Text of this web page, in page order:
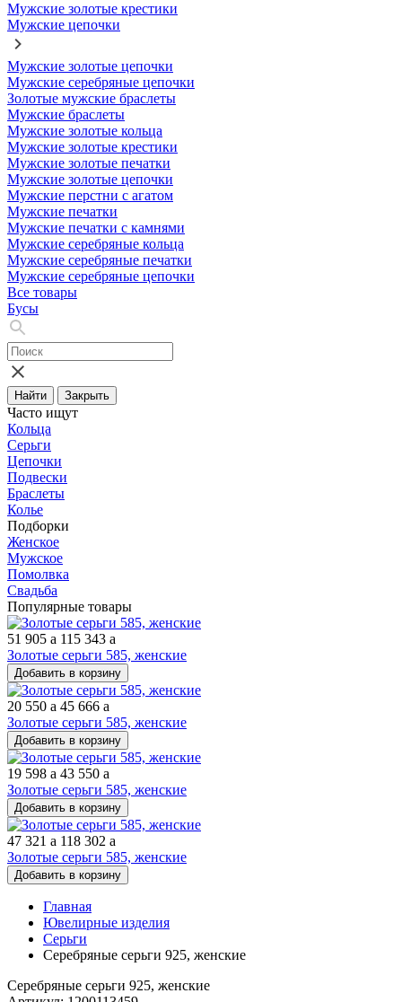
Мужские золотые крестики
Мужские цепочки
Мужские золотые цепочки
Мужские серебряные цепочки
Золотые мужские браслеты
Мужские браслеты
Мужские золотые кольца
Мужские золотые крестики
Мужские золотые печатки
Мужские золотые цепочки
Мужские перстни с агатом
Мужские печатки
Мужские печатки с камнями
Мужские серебряные кольца
Мужские серебряные печатки
Мужские серебряные цепочки
Все товары
Бусы
Найти Закрыть
Часто ищут
Кольца
Серьги
Цепочки
Подвески
Браслеты
Колье
Подборки
Женское
Мужское
Помолвка
Свадьба
Популярные товары
51 905 a 115 343 a
Золотые серьги 585, женские
Добавить в корзину
20 550 a 45 666 a
Золотые серьги 585, женские
Добавить в корзину
19 598 a 43 550 a
Золотые серьги 585, женские
Добавить в корзину
47 321 a 118 302 a
Золотые серьги 585, женские
Добавить в корзину
Главная
Ювелирные изделия
Серьги
Серебряные серьги 925, женские
Серебряные серьги 925, женские